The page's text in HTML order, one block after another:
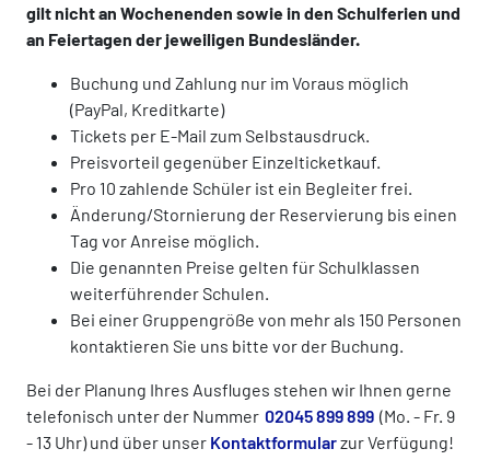
gilt nicht an Wochenenden sowie in den Schulferien und
an Feiertagen der jeweiligen Bundesländer.
Buchung und Zahlung nur im Voraus möglich
(PayPal, Kreditkarte)
Tickets per E-Mail zum Selbstausdruck.
Preisvorteil gegenüber Einzelticketkauf.
Pro 10 zahlende Schüler ist ein Begleiter frei.
Änderung/Stornierung der Reservierung bis einen
Tag vor Anreise möglich.
Die genannten Preise gelten für Schulklassen
weiterführender Schulen.
Bei einer Gruppengröße von mehr als 150 Personen
kontaktieren Sie uns bitte vor der Buchung.
Bei der Planung Ihres Ausfluges stehen wir Ihnen gerne
telefonisch unter der Nummer 02045 899 899 (Mo. - Fr. 9
- 13 Uhr) und über unser Kontaktformularzur Verfügung!